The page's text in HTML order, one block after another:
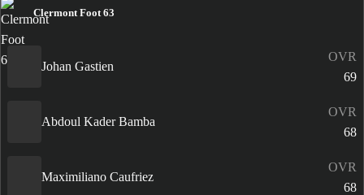
Clermont Foot 63
Johan Gastien
OVR
69
Abdoul Kader Bamba
OVR
68
Maximiliano Caufriez
OVR
68